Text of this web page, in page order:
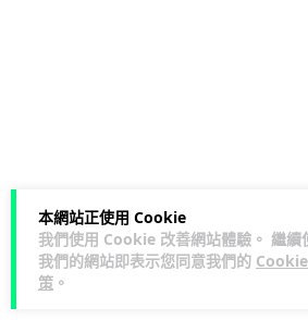
本網站正使用 Cookie
我們使用 Cookie 改善網站體驗。 繼續
我們的網站即表示您同意我們的
策 。